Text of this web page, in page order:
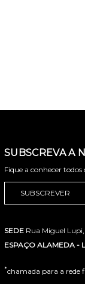
SUBSCREVA A
Fique a conhecer todos
SUBSCREVER
SEDE Rua Miguel
ESPAÇO ALAMEDA -
*chamada para a rede